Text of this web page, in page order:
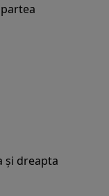
și dreapta